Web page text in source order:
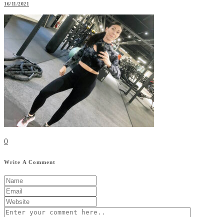
16/11/2021
0
Write A Comment